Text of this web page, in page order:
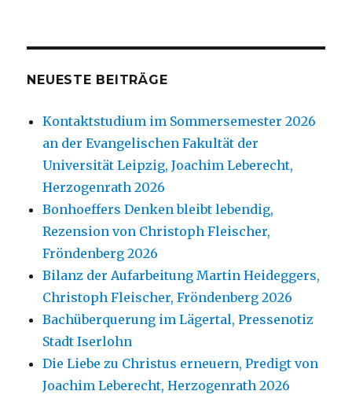
NEUESTE BEITRÄGE
Kontaktstudium im Sommersemester 2026
an der Evangelischen Fakultät der
Universität Leipzig, Joachim Leberecht,
Herzogenrath 2026
Bonhoeffers Denken bleibt lebendig,
Rezension von Christoph Fleischer,
Fröndenberg 2026
Bilanz der Aufarbeitung Martin Heideggers,
Christoph Fleischer, Fröndenberg 2026
Bachüberquerung im Lägertal, Pressenotiz
Stadt Iserlohn
Die Liebe zu Christus erneuern, Predigt von
Joachim Leberecht, Herzogenrath 2026